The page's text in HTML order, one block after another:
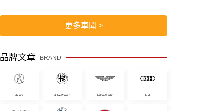
更多車聞 >
品牌文章 BRAND
Acura Alfa-Romeo Aston-Martin Audi